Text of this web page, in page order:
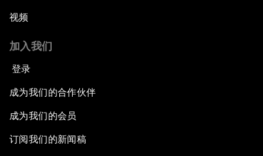
视频
加入我们
登录
成为我们的合作伙伴
成为我们的会员
订阅我们的新闻稿